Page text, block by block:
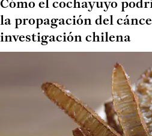
Cómo el cochayuyo
la propagación del
investigación chilena